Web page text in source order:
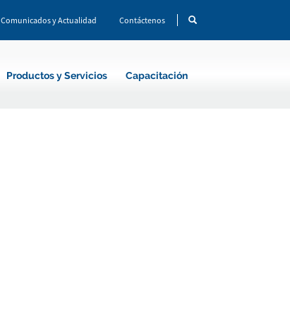
Comunicados y Actualidad Contáctenos
Productos y Servicios Capacitación